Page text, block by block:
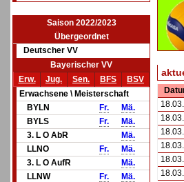
Saison 2022/2023
Übergeordnet
Deutscher VV
Bayerischer VV
Erw.
Jug. Sen. BFS
BSV
Erwachsene \ Meisterschaft
BYLN
Fr.
Mä.
BYLS
Fr.
Mä.
3. L O AbR
Mä.
LLNO
Fr.
Mä.
3. L O AufR
Mä.
LLNW
Fr.
Mä.